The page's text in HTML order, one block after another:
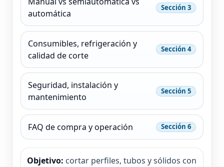
automática
Sección 3
Consumibles, refrigeración y
calidad de corte
Sección 4
Seguridad, instalación y
mantenimiento
Sección 5
FAQ de compra y operación Sección 6
Objetivo: cortar perfiles, tubos y sólidos con